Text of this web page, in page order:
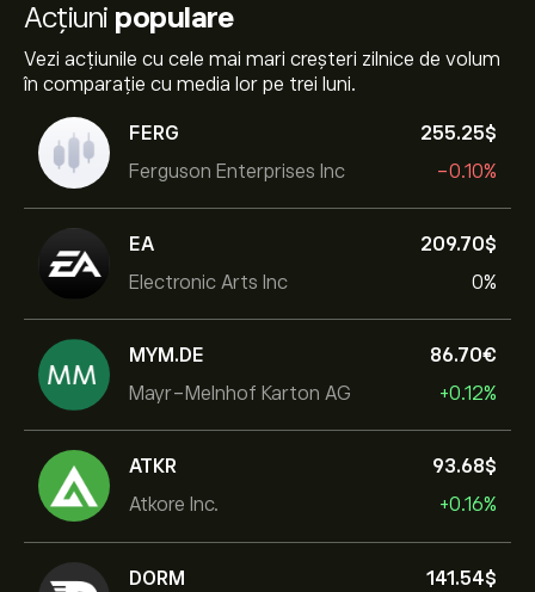
Acțiuni populare
Vezi acțiunile cu cele mai mari creșteri zilnice de volum
în comparație cu media lor pe trei luni.
FERG
Ferguson Enterprises Inc
255.25‎$‎
-0.10%
EA
Electronic Arts Inc
209.70‎$‎
0%
MYM.DE
Mayr-Melnhof Karton AG
86.70‎€‎
+0.12%
ATKR
Atkore Inc.
93.68‎$‎
+0.16%
DORM
141.54‎$‎